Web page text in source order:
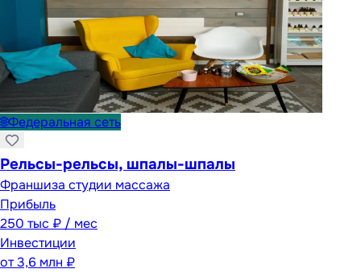
🌐Федеральная сеть
Рельсы-рельсы, шпалы-шпалы
Франшиза студии массажа
Прибыль
250 тыс ₽ / мес
Инвестиции
от3,6 млн ₽